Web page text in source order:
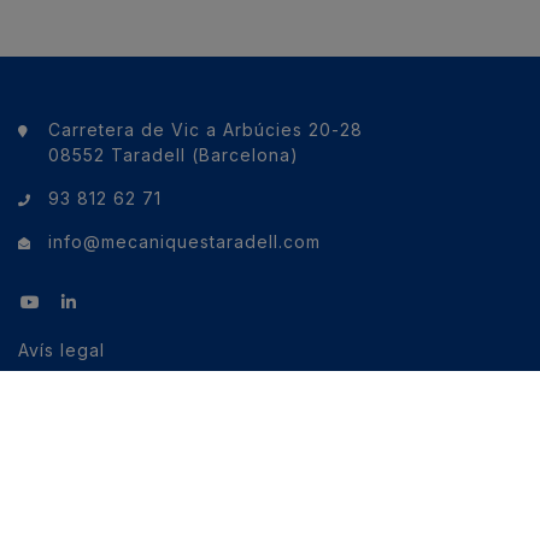
Carretera de Vic a Arbúcies 20-28
08552 Taradell (Barcelona)
93 812 62 71
info@mecaniquestaradell.com
Avís legal